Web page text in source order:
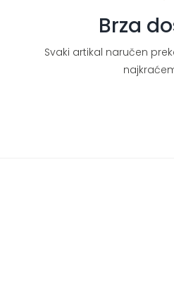
Brza
Svaki artikal naručen